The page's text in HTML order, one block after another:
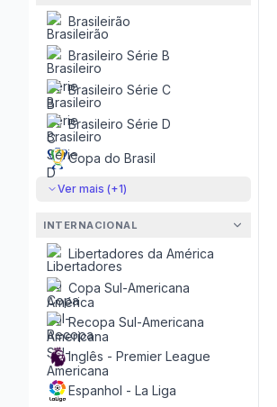
Brasileirão
Brasileiro Série B
Brasileiro Série C
Brasileiro Série D
Copa do Brasil
Ver mais (+1)
INTERNACIONAL
Libertadores da América
Copa Sul-Americana
Recopa Sul-Americana
Inglês - Premier League
Espanhol - La Liga